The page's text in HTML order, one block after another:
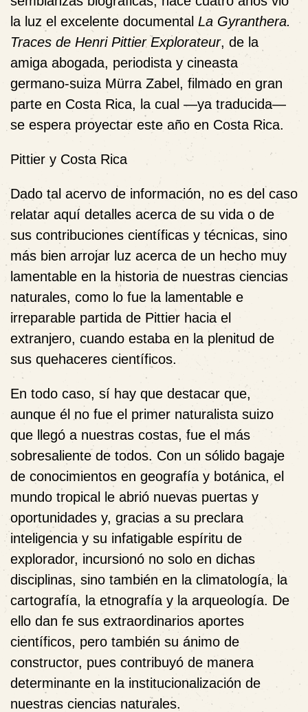
la luz el excelente documental La Gyranthera.
Traces de Henri Pittier Explorateur, de la
amiga abogada, periodista y cineasta
germano-suiza Mürra Zabel, filmado en gran
parte en Costa Rica, la cual —ya traducida—
se espera proyectar este año en Costa Rica.
Pittier y Costa Rica
Dado tal acervo de información, no es del caso
relatar aquí detalles acerca de su vida o de
sus contribuciones científicas y técnicas, sino
más bien arrojar luz acerca de un hecho muy
lamentable en la historia de nuestras ciencias
naturales, como lo fue la lamentable e
irreparable partida de Pittier hacia el
extranjero, cuando estaba en la plenitud de
sus quehaceres científicos.
En todo caso, sí hay que destacar que,
aunque él no fue el primer naturalista suizo
que llegó a nuestras costas, fue el más
sobresaliente de todos. Con un sólido bagaje
de conocimientos en geografía y botánica, el
mundo tropical le abrió nuevas puertas y
oportunidades y, gracias a su preclara
inteligencia y su infatigable espíritu de
explorador, incursionó no solo en dichas
disciplinas, sino también en la climatología, la
cartografía, la etnografía y la arqueología. De
ello dan fe sus extraordinarios aportes
científicos, pero también su ánimo de
constructor, pues contribuyó de manera
determinante en la institucionalización de
nuestras ciencias naturales.